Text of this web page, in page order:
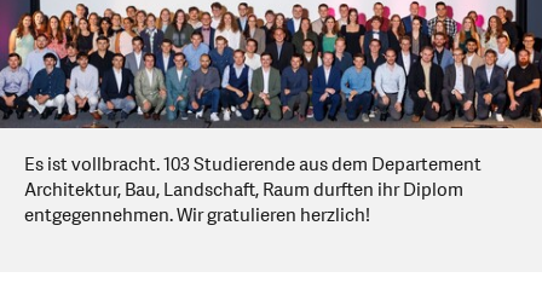
Es ist vollbracht. 103 Studierende aus dem Departement
Architektur, Bau, Landschaft, Raum durften ihr Diplom
entgegennehmen. Wir gratulieren herzlich!